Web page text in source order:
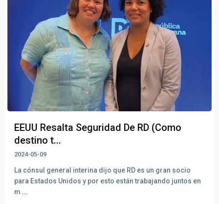
EEUU Resalta Seguridad De RD (Como
destino t...
2024-05-09
La cónsul general interina dijo que RD es un gran socio
para Estados Unidos y por esto están trabajando juntos en
m ...